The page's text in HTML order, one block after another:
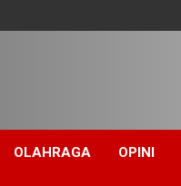
OLAHRAGA OPINI